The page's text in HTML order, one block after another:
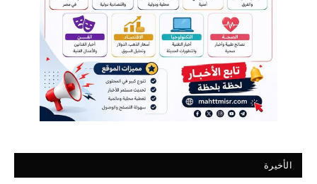
الأخيرة